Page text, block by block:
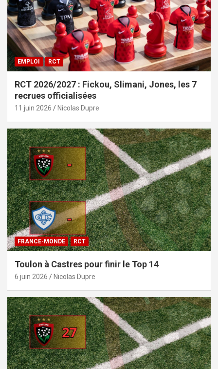
EMPLOI RCT
RCT 2026/2027 : Fickou, Slimani, Jones, les 7
recrues officialisées
11 juin 2026 Nicolas Dupre
FRANCE-MONDE RCT
Toulon à Castres pour finir le Top 14
6 juin 2026 Nicolas Dupre